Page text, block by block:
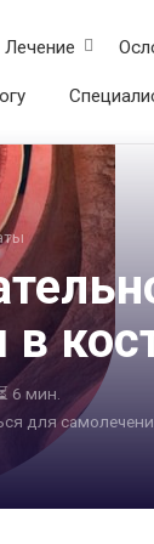
Лечение
в
6 мин.
для